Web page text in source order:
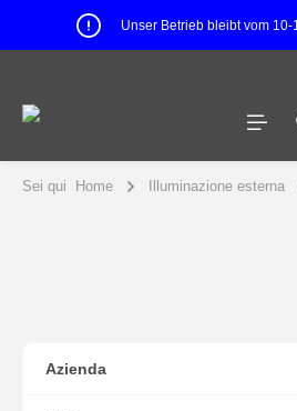
Unser Betrieb bleibt vom 10-
Sei qui Home Illuminazione esterna
Azienda